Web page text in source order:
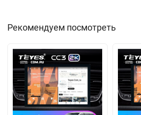
Рекомендуем посмотреть